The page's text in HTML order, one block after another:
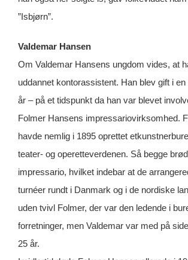
”Isbjørn”.
Valdemar Hansen
Om Valdemar Hansens ungdom vides, at
uddannet kontorassistent. Han blev gift i
år – på et tidspunkt da han var blevet
Folmer Hansens impressariovirksomhed.
havde nemlig i 1895 oprettet
teater- og operetteverdenen. Så begge
impressario, hvilket indebar at de
turnéer rundt i Danmark og i de nordiske
uden tvivl Folmer, der var den ledende i
forretninger, men Valdemar var med på
25 år.